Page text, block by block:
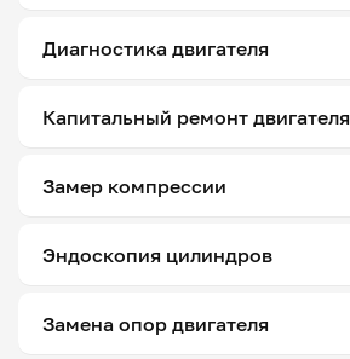
Диагностика двигателя
Капитальный ремонт двигателя
Замер компрессии
Эндоскопия цилиндров
Замена опор двигателя